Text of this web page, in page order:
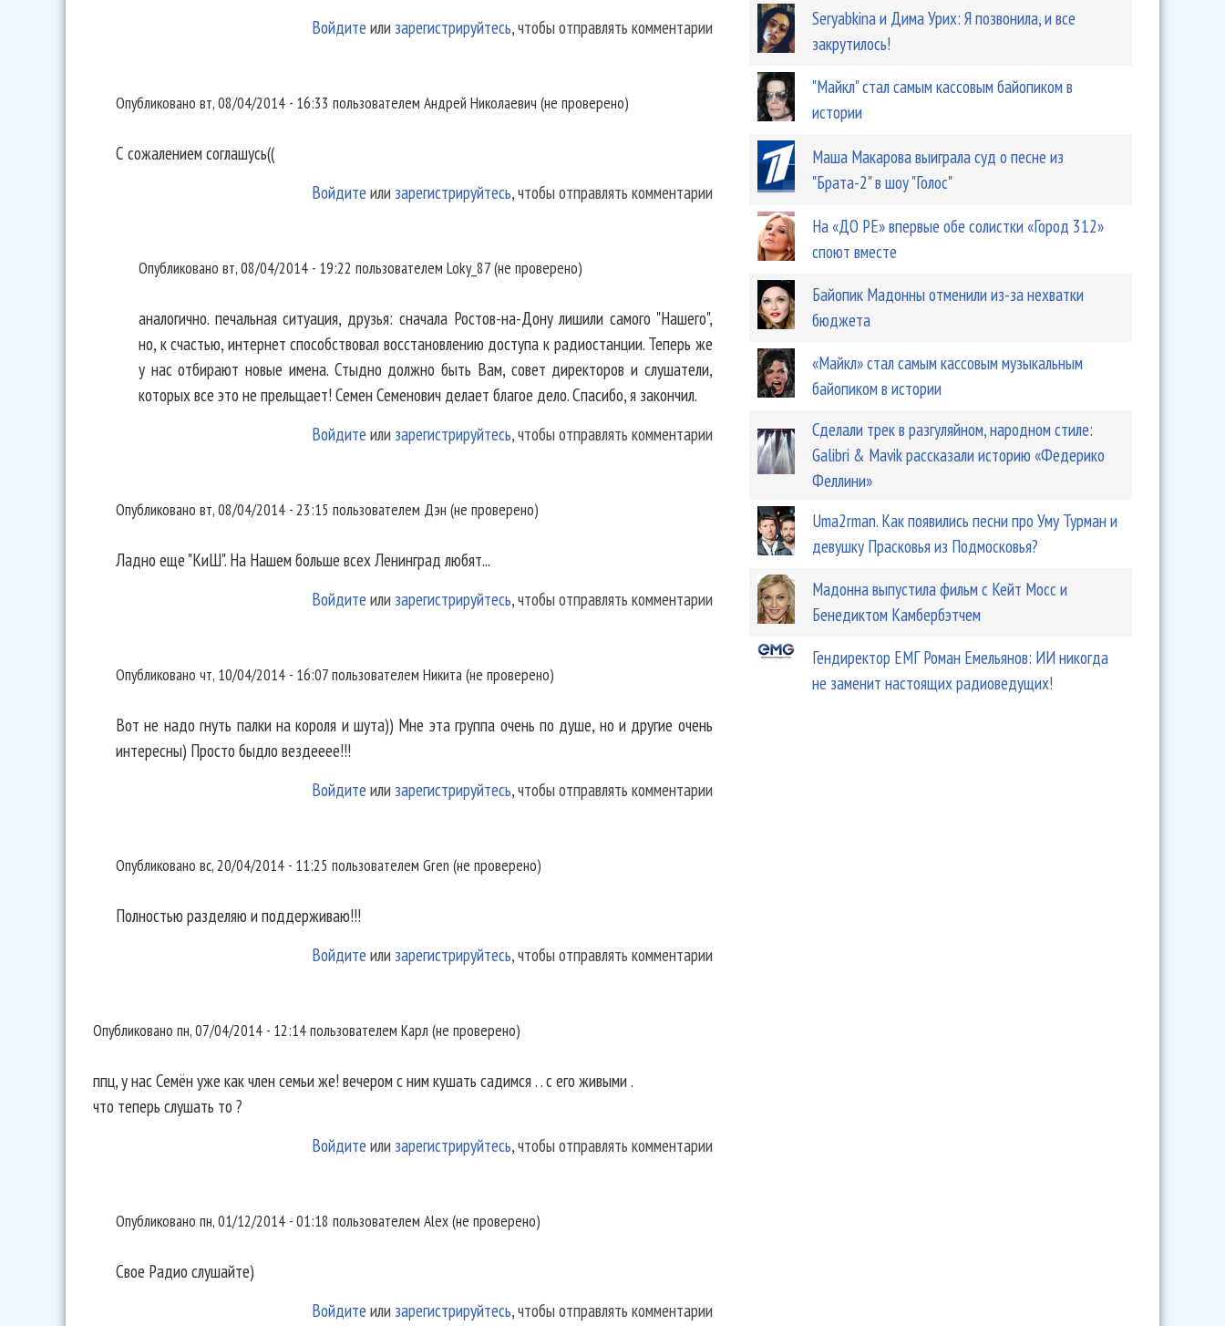
Войдите или зарегистрируйтесь, чтобы отправлять комментарии
Опубликовано вт, 08/04/2014 - 16:33 пользователем Андрей Николаевич (не проверено)
С сожалением соглашусь((
Войдите или зарегистрируйтесь, чтобы отправлять комментарии
Опубликовано вт, 08/04/2014 - 19:22 пользователем Loky_87 (не проверено)
аналогично. печальная ситуация, друзья: сначала Ростов-на-Дону лишили самого "Нашего",
но, к счастью, интернет способствовал восстановлению доступа к радиостанции. Теперь же
у нас отбирают новые имена. Стыдно должно быть Вам, совет директоров и слушатели,
которых все это не прельщает! Семен Семенович делает благое дело. Спасибо, я закончил.
Войдите или зарегистрируйтесь, чтобы отправлять комментарии
Опубликовано вт, 08/04/2014 - 23:15 пользователем Дэн (не проверено)
Ладно еще "КиШ". На Нашем больше всех Ленинград любят...
Войдите или зарегистрируйтесь, чтобы отправлять комментарии
Опубликовано чт, 10/04/2014 - 16:07пользователем Никита (не проверено)
Вот не надо гнуть палки на короля и шута)) Мне эта группа очень по душе, но и другие очень
интересны) Просто быдло вездееее!!!
Войдите или зарегистрируйтесь, чтобы отправлять комментарии
Опубликовано вс, 20/04/2014 - 11:25 пользователем Gren (не проверено)
Полностью разделяю и поддерживаю!!!
Войдите или зарегистрируйтесь, чтобы отправлять комментарии
Опубликовано пн, 07/04/2014 - 12:14пользователем Карл (не проверено)
ппц, у нас Семён уже как член семьи же! вечером с ним кушать садимся . . с его живыми .
что теперь слушать то ?
Войдите или зарегистрируйтесь, чтобы отправлять комментарии
Опубликовано пн, 01/12/2014 - 01:18 пользователем Alex (не проверено)
Свое Радио слушайте)
Войдите или зарегистрируйтесь, чтобы отправлять комментарии
Seryabkina и Дима Урих: Я позвонила, и все
закрутилось!
"Майкл" стал самым кассовым байопиком в
истории
Маша Макарова выиграла суд о песне из
"Брата-2" в шоу "Голос"
На «ДО РЕ» впервые обе солистки «Город 312»
споют вместе
Байопик Мадонны отменили из-за нехватки
бюджета
«Майкл» стал самым кассовым музыкальным
байопиком в истории
Сделали трек в разгуляйном, народном стиле:
Galibri & Mavik рассказали историю «Федерико
Феллини»
Uma2rman. Как появились песни про Уму Турман и
девушку Прасковья из Подмосковья?
Мадонна выпустила фильм с Кейт Мосс и
Бенедиктом Камбербэтчем
Гендиректор ЕМГ Роман Емельянов: ИИ никогда
не заменит настоящих радиоведущих!